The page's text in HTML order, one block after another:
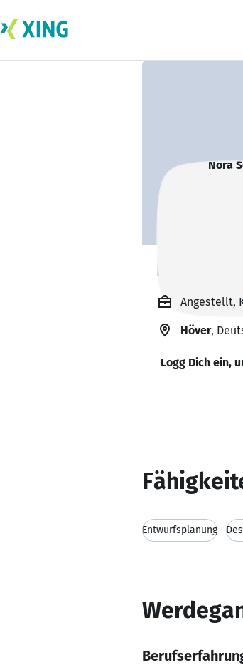
Nora
Angestellt,
Höver,
Logg Dich ein,
Entwurfsplanung